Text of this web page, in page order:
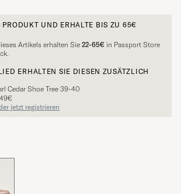
PRODUKT UND ERHALTE BIS ZU 65€
Artikels erhalten Sie22-65€ in Passport Store
ERHALTEN SIE DIESEN ZUSÄTZLICH
Cedar Shoe Tree 39-40
jetzt registrieren